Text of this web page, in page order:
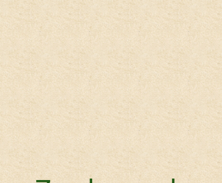
Hauptregion der Seite